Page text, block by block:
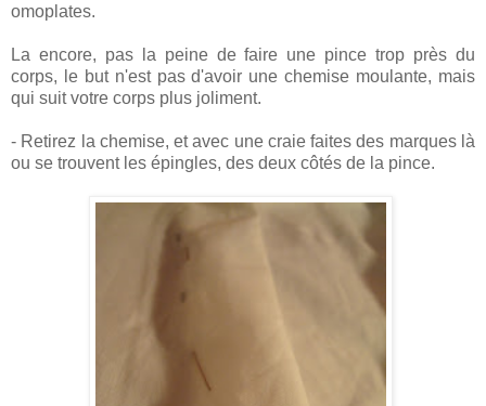
omoplates.
La encore, pas la peine de faire une pince trop près du
corps, le but n'est pas d'avoir une chemise moulante, mais
qui suit votre corps plus joliment.
- Retirez la chemise, et avec une craie faites des marques là
ou se trouvent les épingles, des deux côtés de la pince.